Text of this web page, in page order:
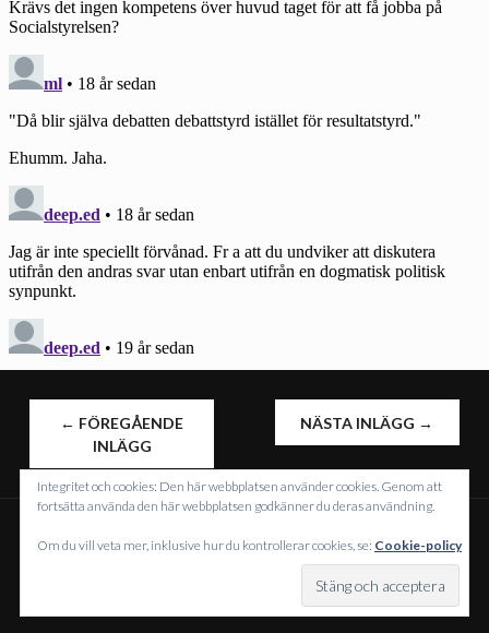
INLÄGGSNAVIGERING
← FÖREGÅENDE
INLÄGG
NÄSTA INLÄGG →
DRIVS MED WORDPRESS
WORDPRESS.COM
Integritet och cookies: Den här webbplatsen använder cookies. Genom att
fortsätta använda den här webbplatsen godkänner du deras användning.
Om du vill veta mer, inklusive hur du kontrollerar cookies, se: Cookie-policy